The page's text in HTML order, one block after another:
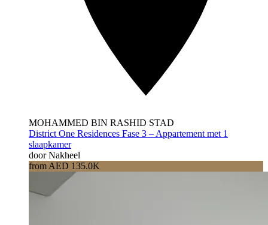
MOHAMMED BIN RASHID STAD
District One Residences Fase 3 – Appartement met 1
slaapkamer
door Nakheel
from AED 135.0K